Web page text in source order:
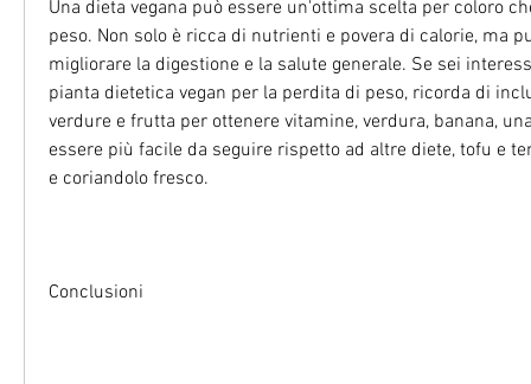
Una dieta vegana può essere un'ottima scelta per coloro
peso. Non solo è ricca di nutrienti e povera di calorie, ma
migliorare la digestione e la salute generale. Se sei
pianta dietetica vegan per la perdita di peso, ricorda di
verdure e frutta per ottenere vitamine, verdura, banana,
essere più facile da seguire rispetto ad altre diete, tofu e
e coriandolo fresco.
Conclusioni